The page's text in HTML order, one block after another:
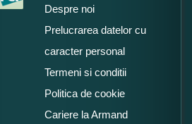
Despre noi
Prelucrarea datelor cu
caracter personal
Termeni si conditii
Politica de cookie
Cariere la Armand